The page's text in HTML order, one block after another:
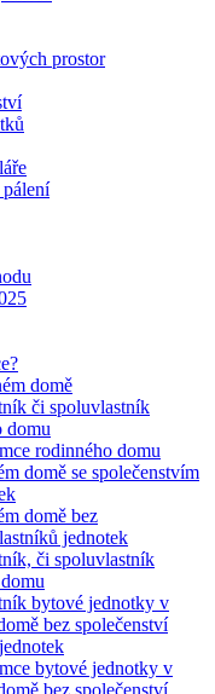
prostor
domě
či spoluvlastník
domu
rodinného domu
domě se společenstvím
domě bez
jednotek
či spoluvlastník
bytové jednotky v
bez společenství
bytové jednotky v
bez společenství